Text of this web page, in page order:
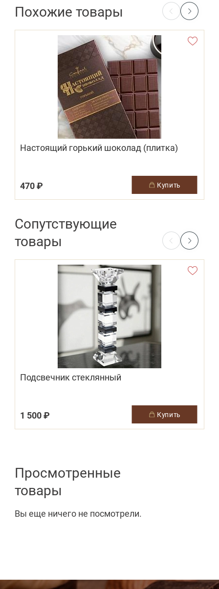
Похожие товары
Настоящий горький шоколад (плитка)
470 ₽ купить
Сопутствующие
товары
Подсвечник стеклянный
1 500 ₽ купить
Просмотренные
товары
Вы еще ничего не посмотрели.